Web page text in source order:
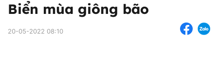
Biển mùa giông bão
20-05-2022 08:10